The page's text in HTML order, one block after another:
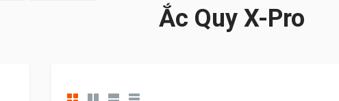
Ắc Quy X-Pro